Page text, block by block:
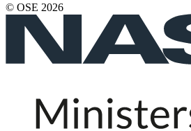
© OSE 2026